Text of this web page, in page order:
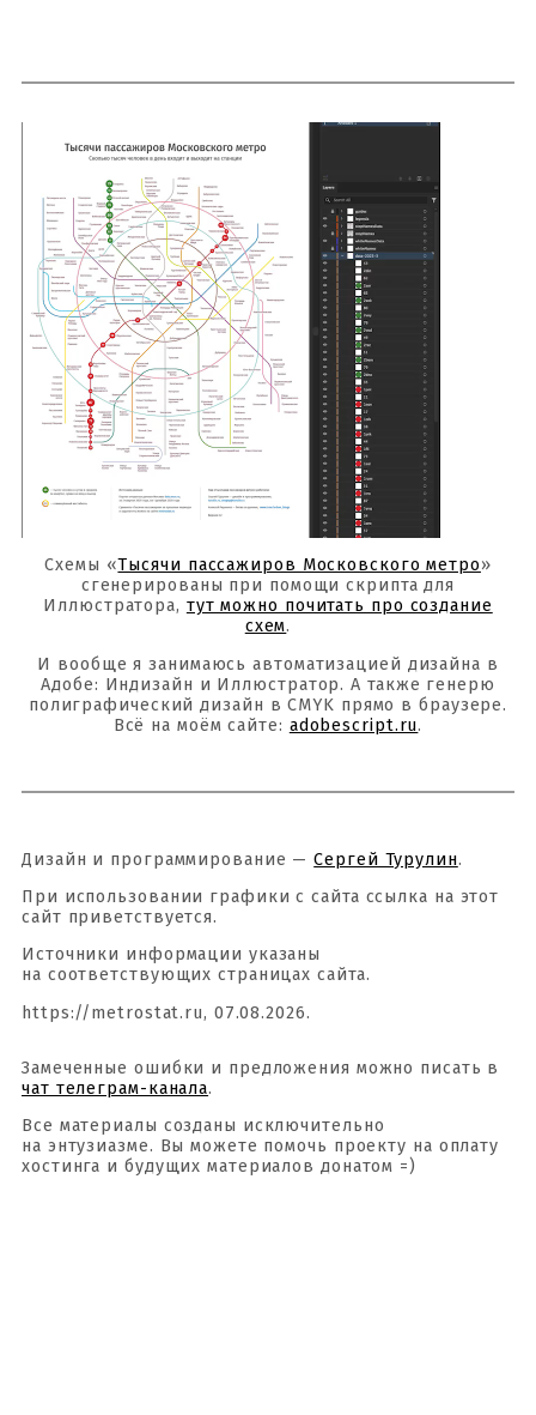
Схемы «Тысячи пассажиров Московского метро»
сгенерированы при помощи скрипта для
Иллюстратора, тут можно почитать про создание
схем.
И вообще я занимаюсь автоматизацией дизайна в
Адобе: Индизайн и Иллюстратор. А также генерю
полиграфический дизайн в CMYK прямо в браузере.
Всё на моём сайте: adobescript.ru.
Дизайн и программирование —Сергей Турулин.
При использовании графики с сайта ссылка на этот
сайт приветствуется.
Источники информации указаны
на соответствующих страницах сайта.
https://metrostat.ru, 07.08.2026.
Замеченные ошибки и предложения можно писать в
чат телеграм-канала.
Все материалы созданы исключительно
на энтузиазме. Вы можете помочь проекту на оплату
хостинга и будущих материалов донатом =)